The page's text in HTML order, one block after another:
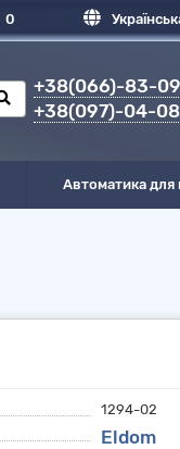
0
+38(066)-83-
+38(097)-04-
Автоматика для
1294-02
Eldom